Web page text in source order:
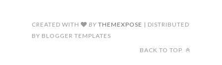
CREATED WITH BY THEMEXPOSE | DISTRIBUTED
BY BLOGGER TEMPLATES
BACK TO TOP